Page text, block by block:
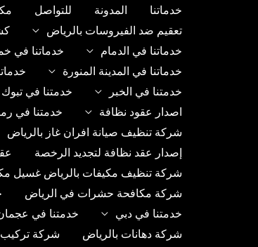
خدماتنا المدونة للتواصل
تعقيم ضد الفيروسات بالرياض
خدماتنا في الدمام
خدماتنا في
خدماتنا في المدينة المنورة
خدمتنا في الخبر
خدمتنا في تبوك
اصدار عقود نظافة
خدمتنا في
شركة تنظيف صيانة افران غاز بالرياض
إصدار عقد نظافة لتجديد الرخصة
شركة تنظيف مكيفات بالرياض غسيل
شركة مكافحة حشرات في الرياض
خدمتنا في دبي
خدمتنا في
شركة دهانات بالرياض
شركة تركيب